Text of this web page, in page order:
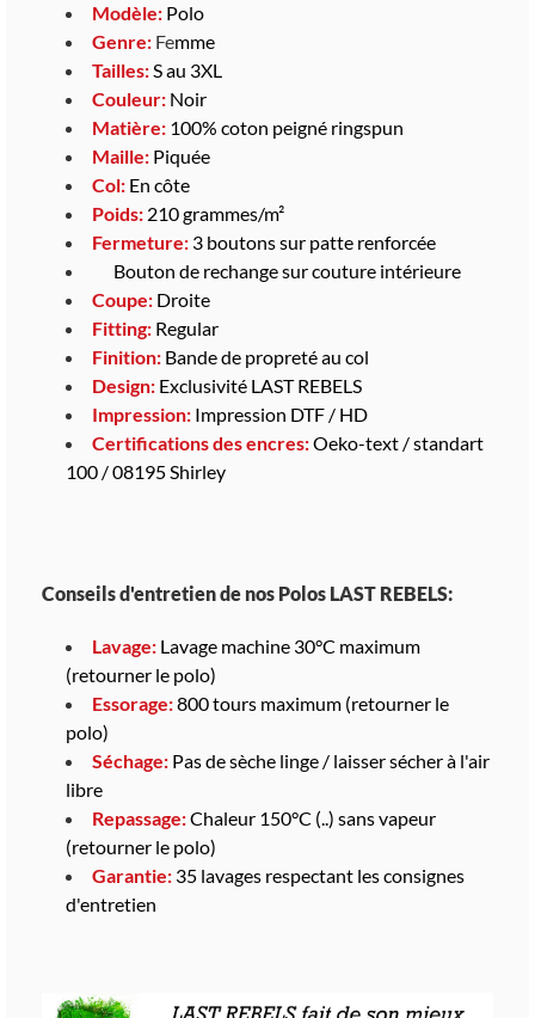
Modèle: Polo
Genre: Femme
Tailles:S au 3XL
Couleur: Noir
Matière: 100% coton peigné ringspun
Maille: Piquée
Col: En côte
Poids: 210 grammes/m²
Fermeture: 3 boutons sur patte renforcée
Bouton de rechange sur couture intérieure
Coupe: Droite
Fitting: Regular
Finition: Bande de propreté au col
Design: Exclusivité LAST REBELS
Impression: Impression DTF / HD
Certifications des encres:Oeko-text / standart
100 / 08195 Shirley
Conseils d'entretien de nos Polos LAST REBELS:
Lavage: Lavage machine 30°C maximum
(retourner le polo)
Essorage:800 tours maximum (retourner le
polo)
Séchage: Pas de sèche linge / laisser sécher à l'air
libre
Repassage:Chaleur 150°C (..) sans vapeur
(retourner le polo)
Garantie: 35 lavages respectant les consignes
d'entretien